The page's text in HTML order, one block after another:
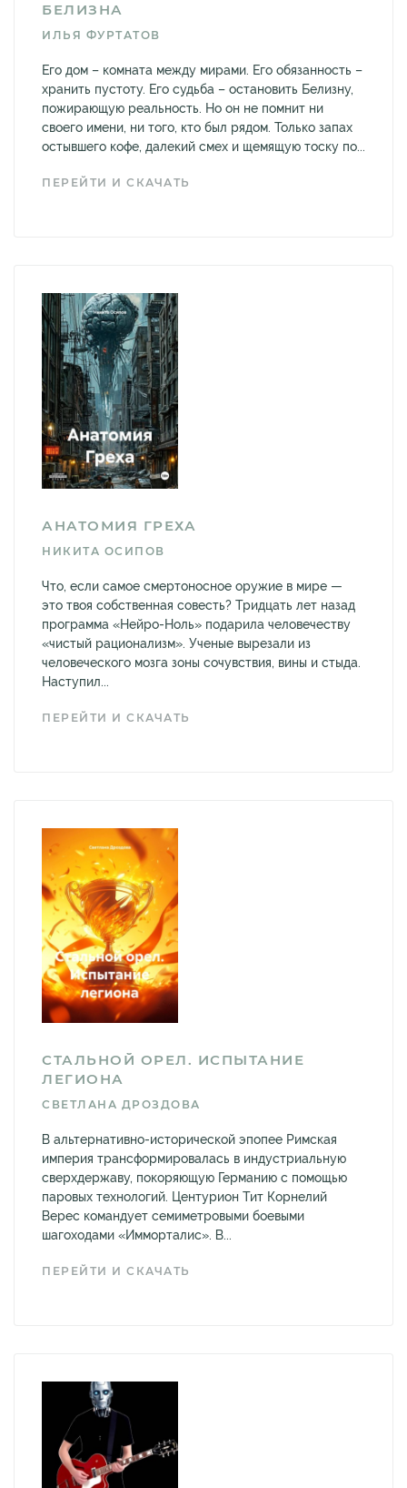
БЕЛИЗНА
ИЛЬЯ ФУРТАТОВ
Его дом – комната между мирами. Его обязанность –
хранить пустоту. Его судьба – остановить Белизну,
пожирающую реальность. Но он не помнит ни
своего имени, ни того, кто был рядом. Только запах
остывшего кофе, далекий смех и щемящую тоску по...
ПЕРЕЙТИ И СКАЧАТЬ
АНАТОМИЯ ГРЕХА
НИКИТА ОСИПОВ
Что, если самое смертоносное оружие в мире —
это твоя собственная совесть? Тридцать лет назад
программа «Нейро-Ноль» подарила человечеству
«чистый рационализм». Ученые вырезали из
человеческого мозга зоны сочувствия, вины и стыда.
Наступил...
ПЕРЕЙТИ И СКАЧАТЬ
СТАЛЬНОЙ ОРЕЛ. ИСПЫТАНИЕ
ЛЕГИОНА
СВЕТЛАНА ДРОЗДОВА
В альтернативно-исторической эпопее Римская
империя трансформировалась в индустриальную
сверхдержаву, покоряющую Германию с помощью
паровых технологий. Центурион Тит Корнелий
Верес командует семиметровыми боевыми
шагоходами «Имморталис». В...
ПЕРЕЙТИ И СКАЧАТЬ